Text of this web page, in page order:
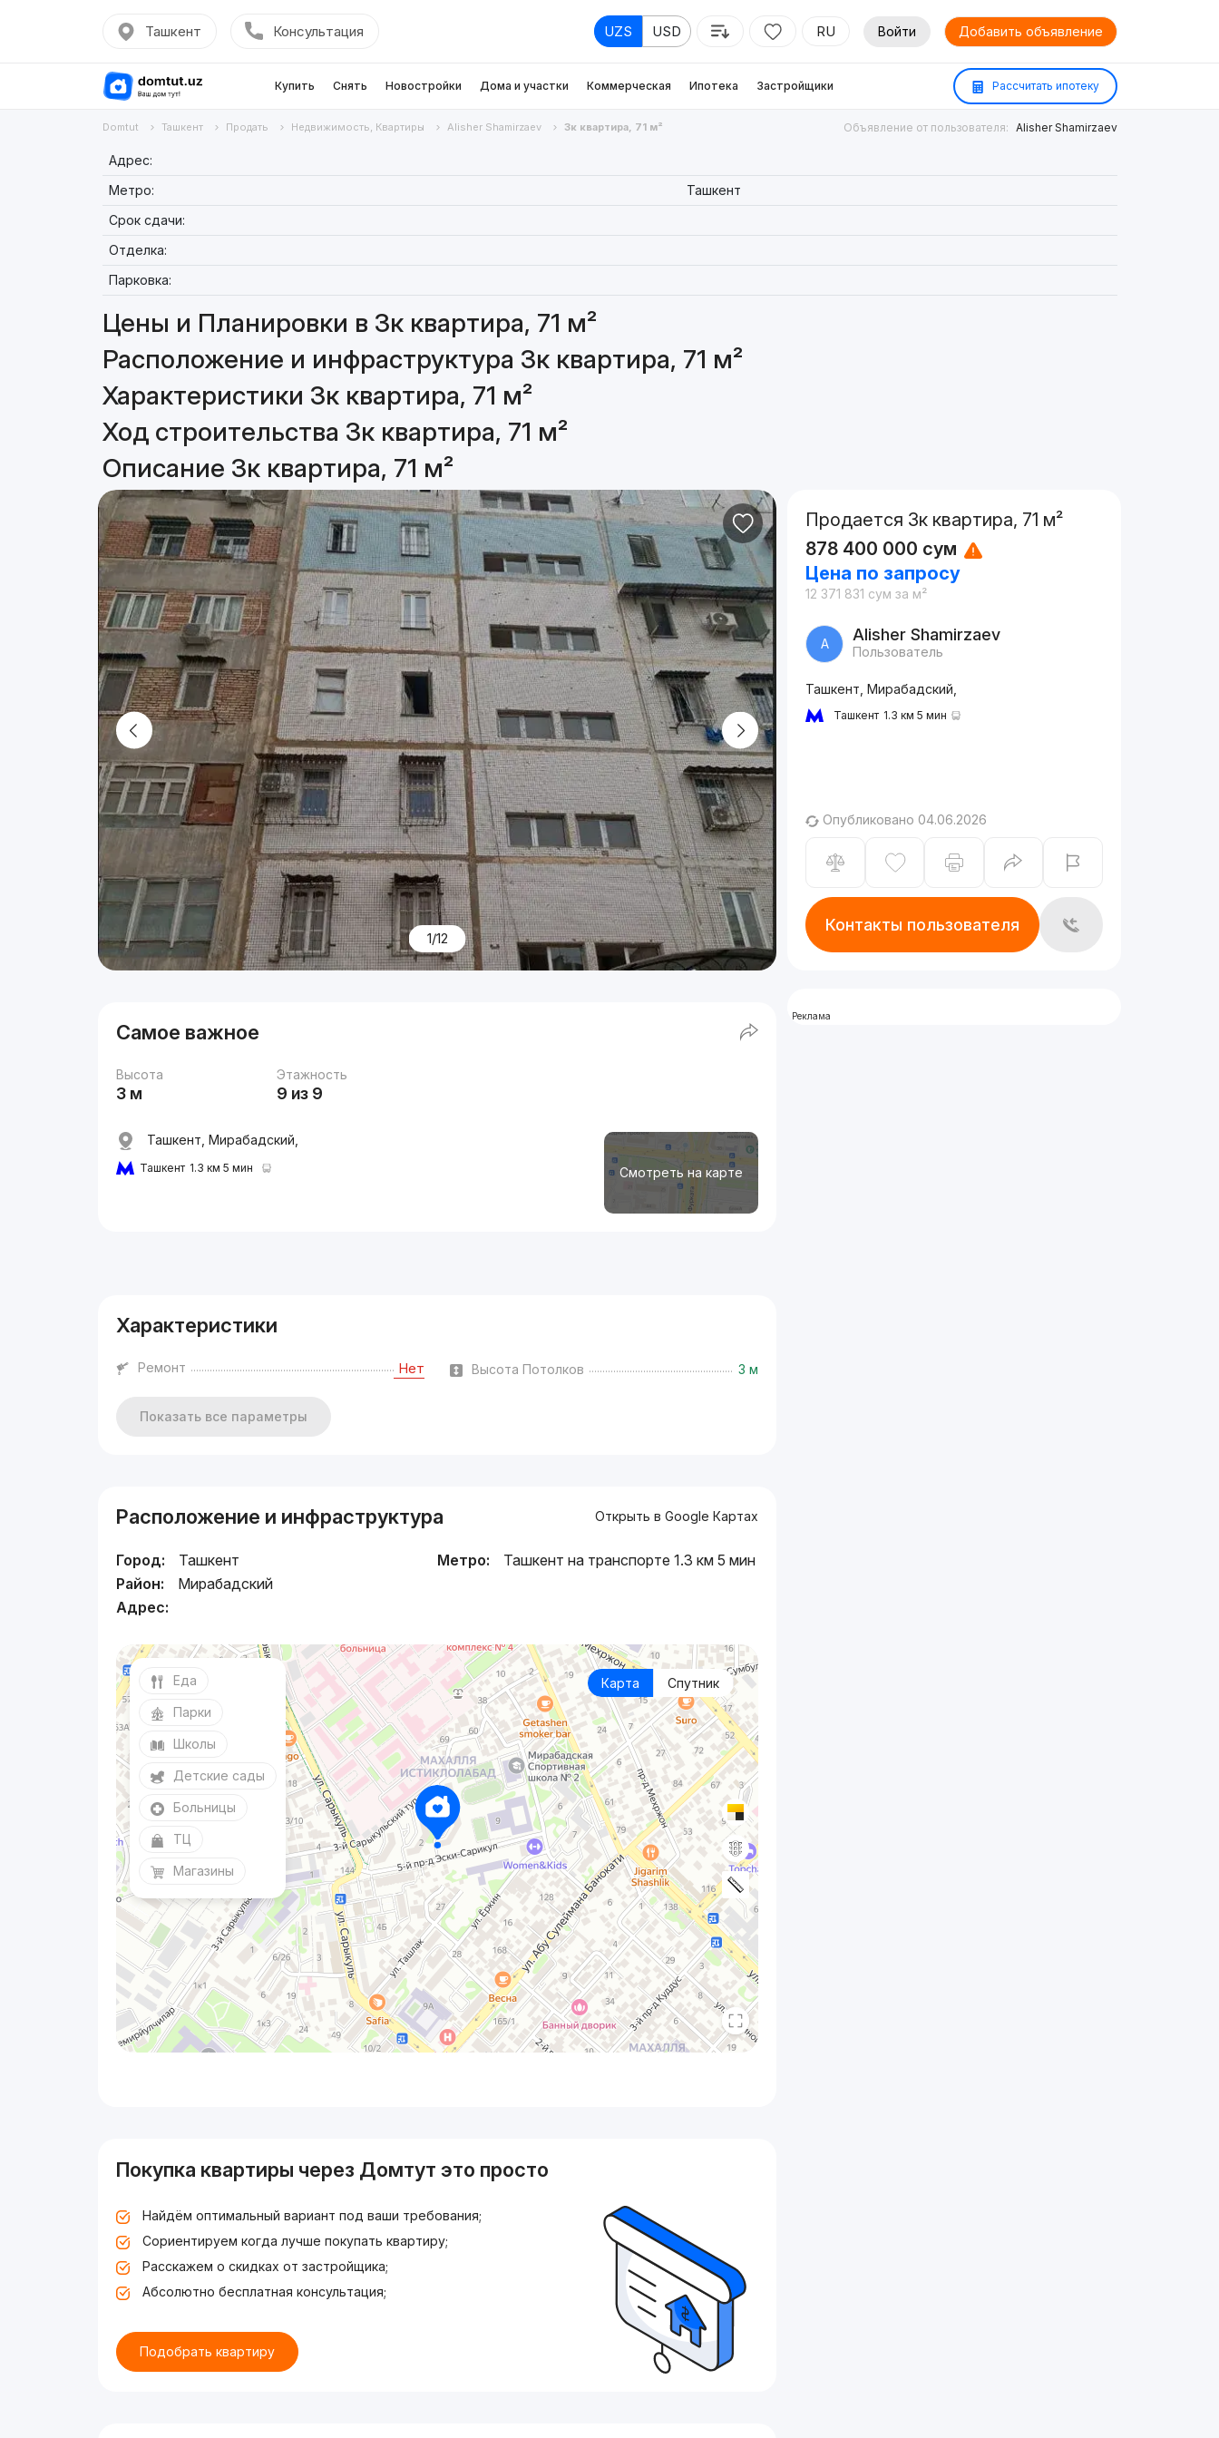
Ташкент Консультация UZS USD RU Войти Добавить объявление
Купить Снять Новостройки Дома и участки Коммерческая Ипотека Застройщики Рассчитать ипотеку
Domtut Ташкент Продать Недвижимость, Квартиры Alisher Shamirzaev 3к квартира, 71 м² Объявление от пользователя: Alisher Shamirzaev
Адрес:
Метро:
Ташкент
Срок сдачи:
Отделка:
Парковка:
Цены и Планировки в 3к квартира, 71 м²
Расположение и инфраструктура 3к квартира, 71 м²
Характеристики 3к квартира, 71 м²
Ход строительства 3к квартира, 71 м²
Описание 3к квартира, 71 м²
1/12
Самое важное
Высота
3 м
Этажность
9 из 9
Смотреть на карте
Ташкент, Мирабадский,
Ташкент 1.3 км 5 мин
Характеристики
Ремонт Нет Высота Потолков 3 м
Показать все параметры
Расположение и инфраструктура Открыть в Google Картах
Город:
Ташкент
Район:
Мирабадский
Адрес:
Метро: Ташкент на транспорте 1.3 км 5 мин
Карта Спутник
Еда
Парки
Школы
Детские сады
Больницы
ТЦ
Магазины
Покупка квартиры через Домтут это просто
Найдём оптимальный вариант под ваши требования;
Сориентируем когда лучше покупать квартиру;
Расскажем о скидках от застройщика;
Абсолютно бесплатная консультация;
Подобрать квартиру
Продается 3к квартира, 71 м²
878 400 000 сум
Цена по запросу
12 371 831 сум за м²
A Alisher Shamirzaev
Пользователь
Ташкент, Мирабадский,
Ташкент 1.3 км 5 мин
Опубликовано 04.06.2026
Контакты пользователя
Реклама